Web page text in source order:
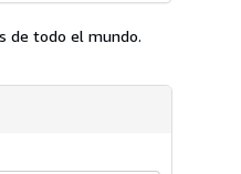
de todo el mundo.